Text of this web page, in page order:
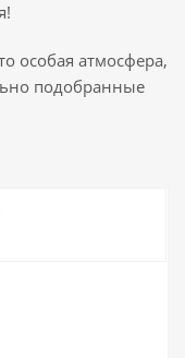
особая атмосфера,
подобранные